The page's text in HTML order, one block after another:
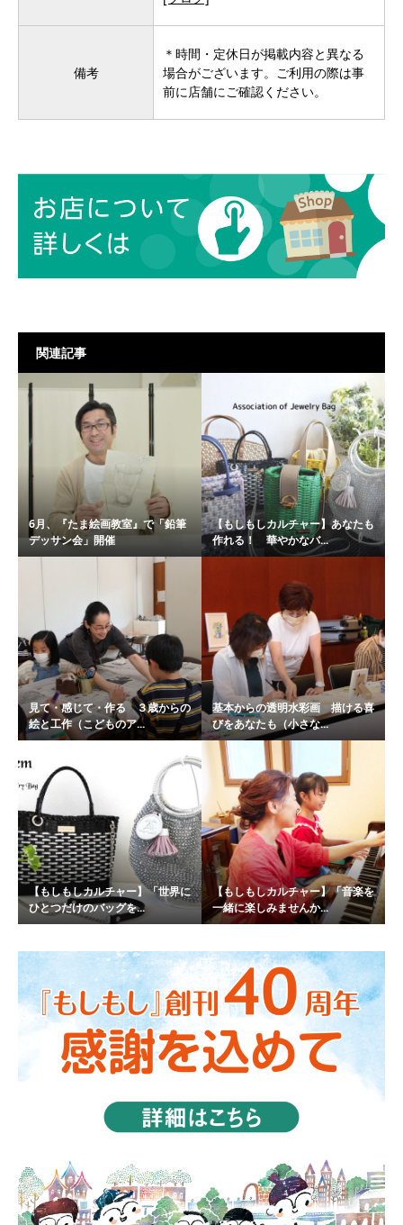
備考
＊時間・定休日が掲載内容と異なる
場合がございます。ご利用の際は事
前に店舗にご確認ください。
関連記事
6月、『たま絵画教室』で「鉛筆
デッサン会」開催
【もしもしカルチャー】あなたも
作れる！ 華やかなバ...
見て・感じて・作る ３歳からの
絵と工作（こどものア...
基本からの透明水彩画 描ける喜
びをあなたも（小さな...
【もしもしカルチャー】「世界に
ひとつだけのバッグを...
【もしもしカルチャー】「音楽を
一緒に楽しみませんか...